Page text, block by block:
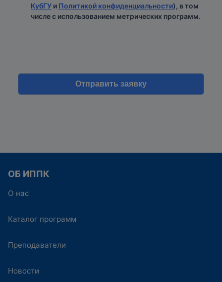
КубГУ и Политикой конфиденциальности), в том
числе с использованием метрических программ.
ОБ ИППК
О нас
Каталог программ
Преподаватели
Новости